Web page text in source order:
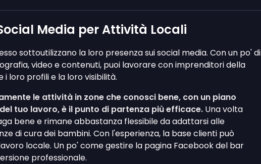
Media per Attività Locali
sottoutilizzano la loro presenza sui social media. Con un po' di
video e contenuti, puoi lavorare con imprenditori della
i loro profili e la loro visibilità.
le attività in zone che conosci bene, con un piano
tuo lavoro, è il punto di partenza più efficace. Una volta
bene e rimane abbastanza flessibile da adattarsi alle
di cura dei bambini. Con l'esperienza, la base clienti può
locale. Un po' come gestire la pagina Facebook del bar
professionale.